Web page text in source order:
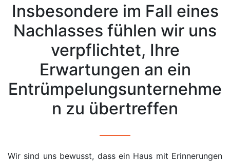
Insbesondere im Fall eines
Nachlasses fühlen wir uns
verpflichtet, Ihre
Erwartungen an ein
Entrümpelungsunternehme
n zu übertreffen
Wir sind uns bewusst, dass ein Haus mit Erinnerungen